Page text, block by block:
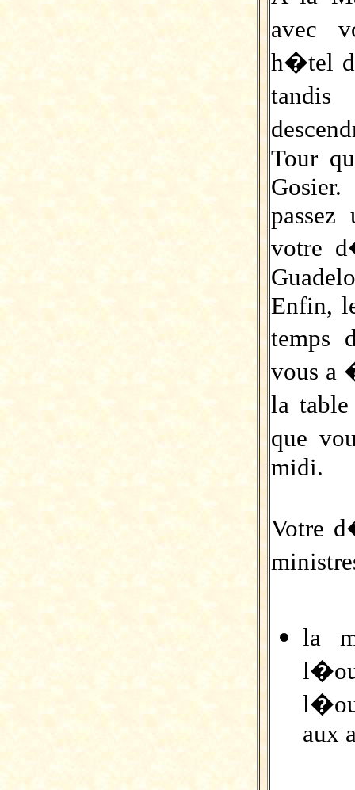
avec
h�tel
Tour
votre
Enfin,
temps
vous
la
que
midi.
Votre
la
aux